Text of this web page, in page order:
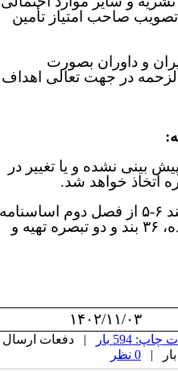
صاحب امتیاز تأمین
و داوران بصورت
در جهت تعالی اهداف
بینی نشده و یا تغییر در
اتخاذ خواهد شد.
۲-۶- این آیین­ نامه با توجه به بند ۶-۵ از فصل دوم اساسنامه
ماده، ۳۶ بند و دو تبصره تهیه و
۱۴۰۲/۱۱/۰۳
594 بار
| دفعات ارسال